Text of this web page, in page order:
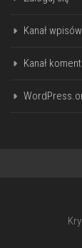
Kanał wpisów
Kanał